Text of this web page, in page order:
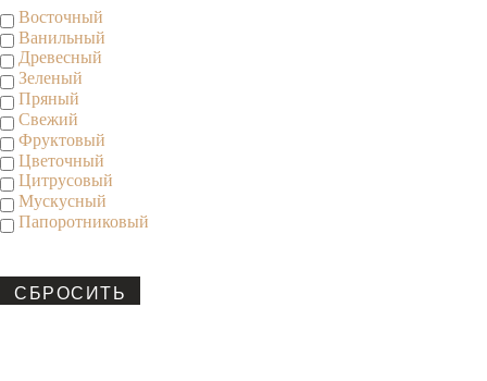
Восточный
Ванильный
Древесный
Зеленый
Пряный
Свежий
Фруктовый
Цветочный
Цитрусовый
Мускусный
Папоротниковый
СБРОСИТЬ